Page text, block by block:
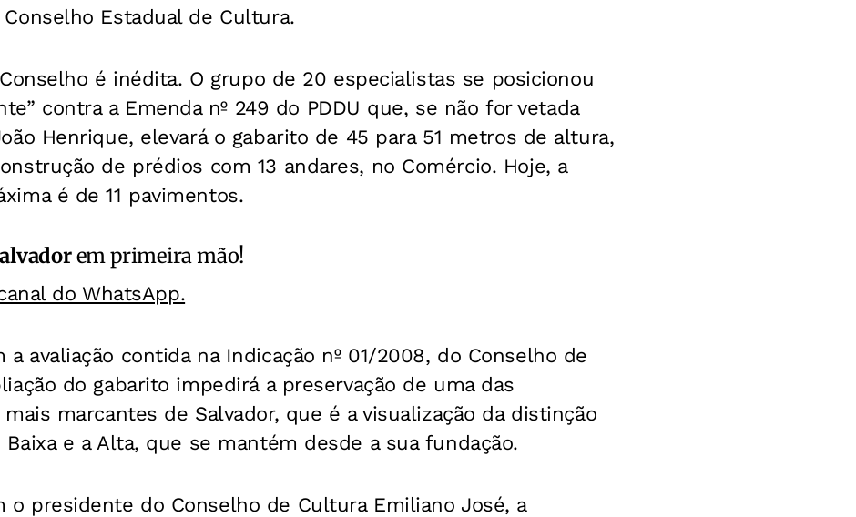
Estadual de Cultura.
é inédita. O grupo de 20 especialistas se posicionou
contra a Emenda nº 249 do PDDU que, se não for vetada
Henrique, elevará o gabarito de 45 para 51 metros de altura,
de prédios com 13 andares, no Comércio. Hoje, a
é de 11 pavimentos.
em primeira mão!
do WhatsApp.
a avaliação contida na Indicação nº 01/2008, do Conselho de
do gabarito impedirá a preservação de uma das
marcantes de Salvador, que é a visualização da distinção
Baixa e a Alta, que se mantém desde a sua fundação.
o presidente do Conselho de Cultura Emiliano José, a